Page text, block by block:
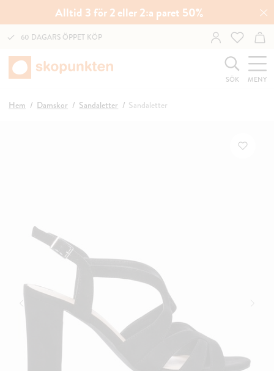
Alltid 3 för 2 eller 2:a paret 50%
60 DAGARS ÖPPET KÖP
SÖK MENY
Hem Damskor Sandaletter Sandaletter